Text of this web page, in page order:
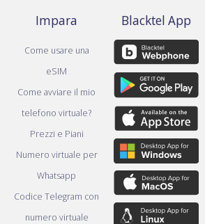
Impara
Come usare una
eSIM
Come avviare il mio
telefono virtuale?
Prezzi e Piani
Numero virtuale per
Whatsapp
Codice Telegram con
numero virtuale
Blacktel App